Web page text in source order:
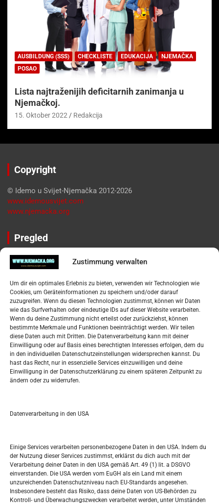
Zustimmung verwalten
Um dir ein optimales Erlebnis zu bieten, verwenden wir Technologien wie
Cookies, um Geräteinformationen zu speichern und/oder darauf
zuzugreifen. Wenn du diesen Technologien zustimmst, können wir Daten
wie das Surfverhalten oder eindeutige IDs auf dieser Website verarbeiten.
Wenn du deine Zustimmung nicht erteilst oder zurückziehst, können
bestimmte Merkmale und Funktionen beeinträchtigt werden. Wir teilen
diese Daten auch mit Dritten. Die Datenverarbeitung kann mit deiner
Einwilligung oder auf Basis eines berechtigten Interesses erfolgen, dem du
in den individuellen Datenschutzeinstellungen widersprechen kannst. Du
hast das Recht, nur in essenzielle Services einzuwilligen und deine
Einwilligung in der Datenschutzerklärung zu einem späteren Zeitpunkt zu
ändern oder zu widerrufen.
Datenverarbeitung in den USA
Einige Services verarbeiten personenbezogene Daten in den USA. Indem du
der Nutzung dieser Services zustimmst, erklärst du dich auch mit der
Verarbeitung deiner Daten in den USA gemäß Art. 49 (1) lit. a DSGVO
einverstanden. Die USA werden vom EuGH als ein Land mit einem
unzureichenden Datenschutzniveau nach EU-Standards angesehen.
Insbesondere besteht das Risiko, dass deine Daten von US-Behörden zu
Kontroll- und Überwachungszwecken verarbeitet werden, unter Umständen
AUSBILDUNG (SSS) CHECKLISTE EDUKACIJA
NJEMAČKA
POSAO
Lista najtraženijih deficitarnih zanimanja u
Njemačkoj.
15. Oktober 2022 Redakcija
Copyright
© Idemo u Svijet-Njemačka 2012-2026
www.idemousvijet.com
www.njemacka.org
Pregled
Impressum
Datenschutzerklärung
Widerufsbelehrung
Oglašavanje / Postavite svoj oglas
Tko je “Idemo u Svijet – Njemačka?
Pretražite stranicu:
S
e
a
h
M D M D F S S
1
3 4 5 6 7 8
10 11 12 13 14 15 16